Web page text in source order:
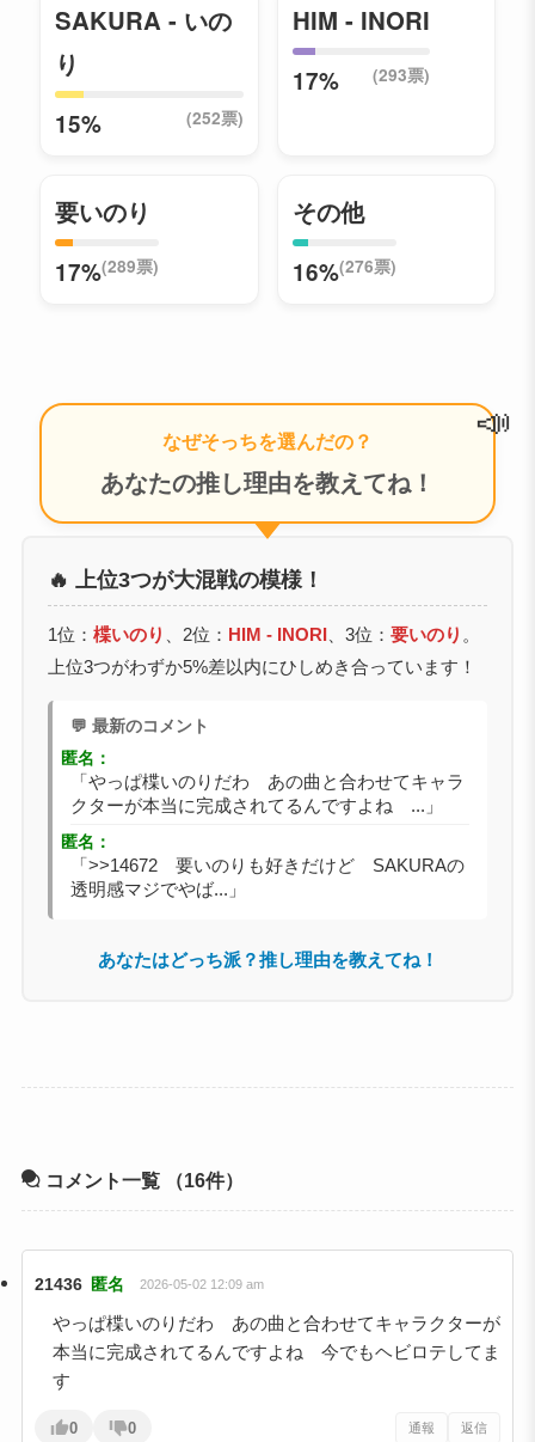
SAKURA - いの
り
15% (252票)
HIM - INORI
17% (293票)
要いのり
17%(289票)
その他
16%(276票)
なぜそっちを選んだの？
あなたの推し理由を教えてね！
📣
🔥 上位3つが大混戦の模様！
1位： 楪いのり 、2位： HIM - INORI、3位： 要いのり 。
上位3つがわずか5%差以内にひしめき合っています！
💬 最新のコメント
匿名：
「やっぱ楪いのりだわ あの曲と合わせてキャラ
クターが本当に完成されてるんですよね ...」
匿名：
「>>14672 要いのりも好きだけど SAKURAの
透明感マジでやば...」
あなたはどっち派？推し理由を教えてね！
コメント一覧 （16件）
21436 匿名 2026-05-02 12:09 am
やっぱ楪いのりだわ あの曲と合わせてキャラクターが
本当に完成されてるんですよね 今でもヘビロテしてま
す
0 0 通報 返信